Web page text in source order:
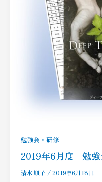
勉強会・研修
2019年6月度 勉強
清水 順子 /2019年6月18日